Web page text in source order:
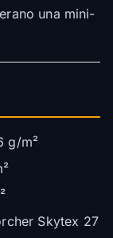
una mini-
g/m²
Skytex 27